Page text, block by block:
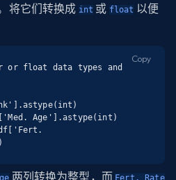
将它们转换成 int 或 float 以便
or float data types and
Age'].astype(int)
Copy
两列转换为整型，而 Fert. Rate